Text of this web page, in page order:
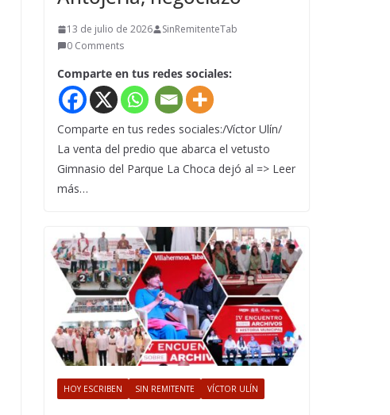
13 de julio de 2026
SinRemitenteTab
0 Comments
Comparte en tus redes sociales:
Comparte en tus redes sociales:/Víctor Ulín/
La venta del predio que abarca el vetusto
Gimnasio del Parque La Choca dejó al => Leer
más…
HOY ESCRIBEN SIN REMITENTE VÍCTOR ULÍN